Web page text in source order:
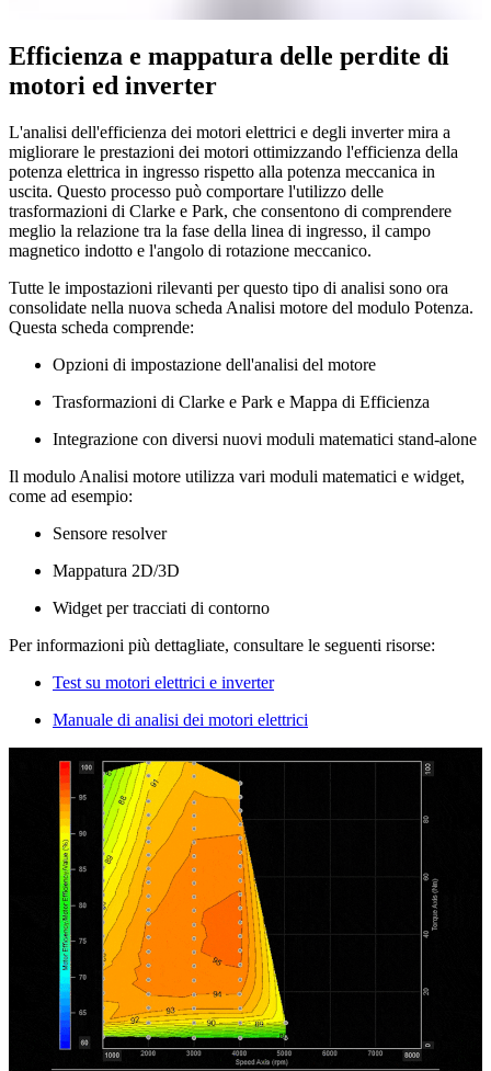
Efficienza e mappatura delle perdite di
motori ed inverter
L'analisi dell'efficienza dei motori elettrici e degli inverter mira a
migliorare le prestazioni dei motori ottimizzando l'efficienza della
potenza elettrica in ingresso rispetto alla potenza meccanica in
uscita. Questo processo può comportare l'utilizzo delle
trasformazioni di Clarke e Park, che consentono di comprendere
meglio la relazione tra la fase della linea di ingresso, il campo
magnetico indotto e l'angolo di rotazione meccanico.
Tutte le impostazioni rilevanti per questo tipo di analisi sono ora
consolidate nella nuova scheda Analisi motore del modulo Potenza.
Questa scheda comprende:
Opzioni di impostazione dell'analisi del motore
Trasformazioni di Clarke e Park e Mappa di Efficienza
Integrazione con diversi nuovi moduli matematici stand-alone
Il modulo Analisi motore utilizza vari moduli matematici e widget,
come ad esempio:
Sensore resolver
Mappatura 2D/3D
Widget per tracciati di contorno
Per informazioni più dettagliate, consultare le seguenti risorse:
Test su motori elettrici e inverter
Manuale di analisi dei motori elettrici